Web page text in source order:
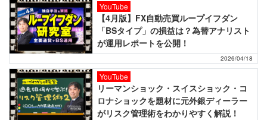
YouTube
【4月版】FX自動売買ループイフダン
「BSタイプ」の損益は？為替アナリスト
が運用レポートを公開！
2026/04/18
YouTube
リーマンショック・スイスショック・コ
ロナショックを題材に元外銀ディーラー
がリスク管理術をわかりやすく解説！